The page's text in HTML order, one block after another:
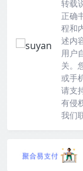
转载
正确
程和
述内
用户
关。
或手
请支
有侵
我们